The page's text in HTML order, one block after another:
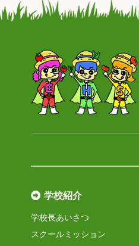
学校紹介
学校長あいさつ
スクールミッション